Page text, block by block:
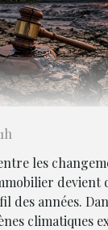
les
devient
des années.
climatiques